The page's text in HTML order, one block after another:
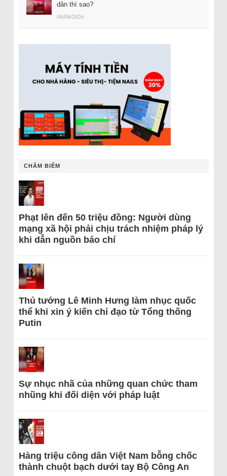
dân thì sao?
08/08/2026
CHÂM BIẾM
Phạt lên đến 50 triệu đồng: Người dùng
mạng xã hội phải chịu trách nhiệm pháp lý
khi dẫn nguồn báo chí
Thủ tướng Lê Minh Hưng làm nhục quốc
thể khi xin ý kiến chỉ đạo từ Tổng thống
Putin
Sự nhục nhã của những quan chức tham
nhũng khi đối diện với pháp luật
Hàng triệu công dân Việt Nam bỗng chốc
thành chuột bạch dưới tay Bộ Công An